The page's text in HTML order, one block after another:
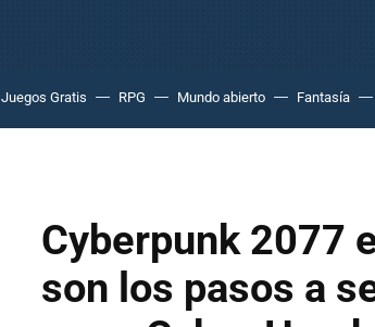
Juegos Gratis RPG Mundo abierto Fantasía
Cyberpunk 2077
son los pasos a